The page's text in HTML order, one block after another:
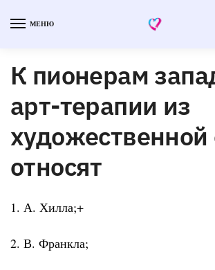
МЕНЮ
К пионерам
арт-терапии из
относят
1. А. Хилла;+
2. В. Франкла;